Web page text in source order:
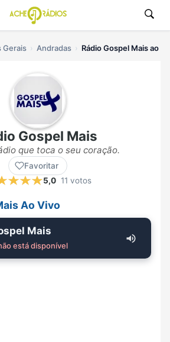
Gerais Andradas Rádio Gospel Mais ao
Gospel Mais
que toca o seu coração.
Favoritar
5,0 11 votos
Ao Vivo
Mais
está disponível